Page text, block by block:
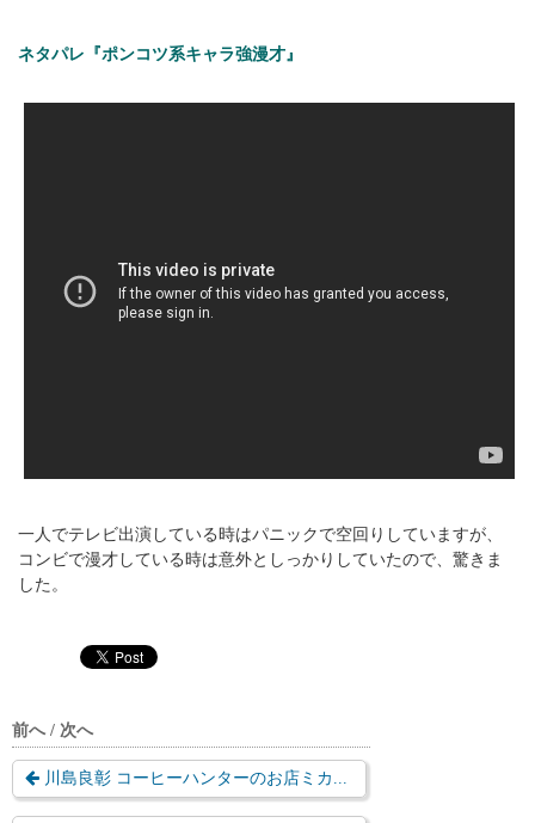
ネタパレ『ポンコツ系キャラ強漫才』
一人でテレビ出演している時はパニックで空回りしていますが、
コンビで漫才している時は意外としっかりしていたので、驚きま
した。
前へ / 次へ
川島良彰 コーヒーハンターのお店ミカ...